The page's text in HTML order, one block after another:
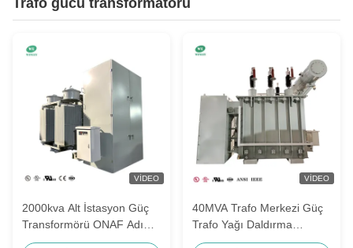
VIDEO
2000kva Alt İstasyon Güç
Transformörü ONAF Adım
Aşağı 34.5kv 480v Elektrik
VIDEO
40MVA Trafo Merkezi Güç
Trafo Yağı Daldırma
Yüksek Gerilim Kademeli